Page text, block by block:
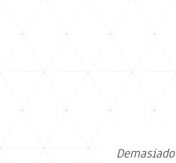
Demasiado